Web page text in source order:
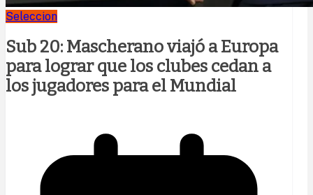
Seleccion
Sub 20: Mascherano viajó a Europa
para lograr que los clubes cedan a
los jugadores para el Mundial